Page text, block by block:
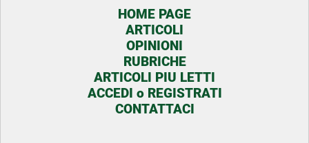
HOME PAGE
ARTICOLI
OPINIONI
RUBRICHE
ARTICOLI PIU LETTI
ACCEDI o REGISTRATI
CONTATTACI